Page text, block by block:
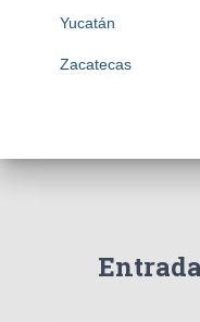
Yucatán
Zacatecas